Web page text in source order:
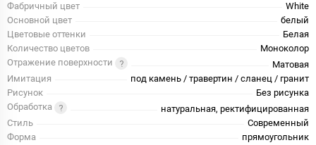
Фабричный цвет
White
Основной цвет
белый
Цветовые оттенки
Белая
Количество цветов
Моноколор
Отражение поверхности
Матовая
Имитация
под камень / травертин / сланец / гранит
Рисунок
Без рисунка
Обработка
натуральная, ректифицированная
Стиль
Современный
Форма
прямоугольник